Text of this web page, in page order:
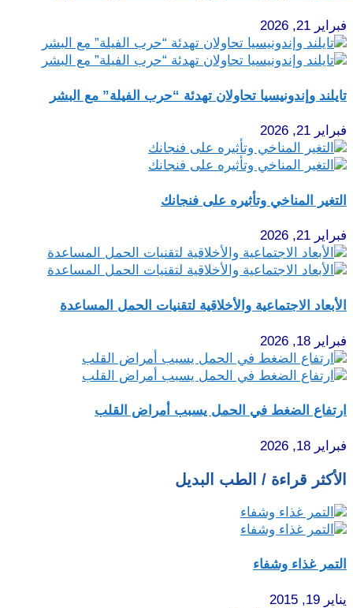
فبراير 21, 2026
تايلند وإندونيسيا تحاولان تهدئة “حرب الفيلة” مع البشر
فبراير 21, 2026
التغير المناخي وتأثيره على فنجانك
فبراير 21, 2026
الأبعاد الاجتماعية والأخلاقية لتقنيات الحمل المساعدة
فبراير 18, 2026
ارتفاع الضغط في الحمل يسبب أمراض القلب
فبراير 18, 2026
الأكثر قراءة / الطب البديل
التمر غذاء وشفاء
يناير 19, 2015